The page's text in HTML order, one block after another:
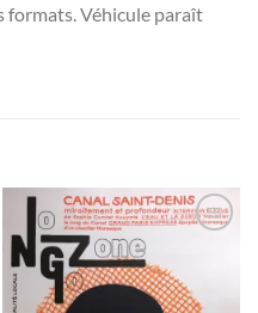
formats. Véhicule paraît
wishlist